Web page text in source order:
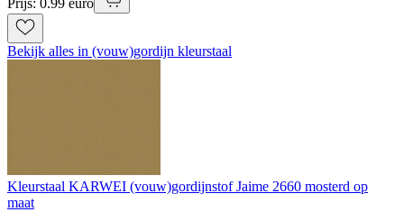
Bekijk alles in (vouw)gordijn kleurstaal
Kleurstaal KARWEI (vouw)gordijnstof Jaime 2660 mosterd op
maat